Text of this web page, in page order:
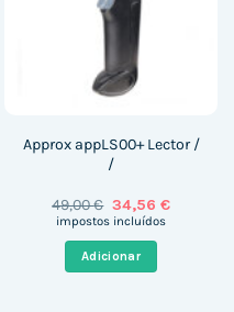
Approx appLS00+ Lector /
/
49,00€ O
preço
era:
49,00 €.
34,56 €O
impostos incluídos
Adicionar